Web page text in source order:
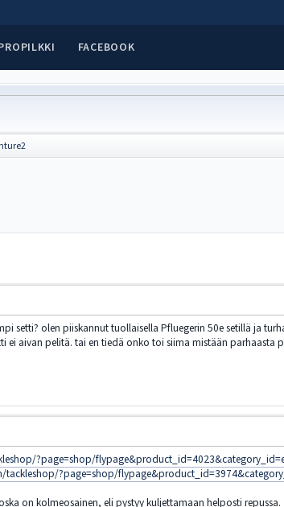
FACEBOOK
setti? olen piiskannut tuollaisella Pfluegerin 50e setillä ja
aivan pelitä. tai en tiedä onko toi siima mistään parhaasta
?page=shop/
?page=shop/
on kolmeosainen, eli pystyy kuljettamaan helposti repussa.